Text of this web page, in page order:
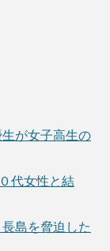
が女子高生の
代女性と結
島を脅迫した